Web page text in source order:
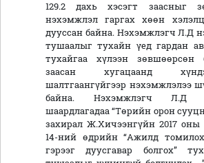
129.2 дахь хэсэгт заасныг
нэхэмжлэл гаргах хөөн
дууссан байна. Нэхэмжлэгч Л.Д
тушаалыг тухайн үед гардан
тухайгаа хүлээн зөвшөөрсөн
заасан хугацаанд
шалтгаангүйгээр нэхэмжлэлээ
байна. Нэхэмжлэгч Л.Д
шаардлагадаа “Төрийн орон
захирал Ж.Хичээнгүйн 2017 оны
14-ний өдрийн “Ажилд
гэрээг дуусгавар болгох”